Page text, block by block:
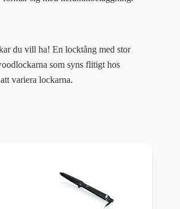
du vill ha! En locktång med stor
som syns flitigt hos
variera lockarna.